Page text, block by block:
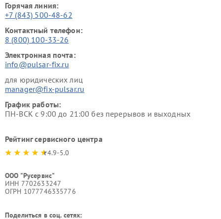
Горячая линия:
+7 (843) 500-48-62
Контактный телефон:
8 (800) 100-33-26
Электронная почта:
info@pulsar-fix.ru
для юридических лиц
manager@fix-pulsar.ru
График работы:
ПН-ВСК с 9:00 до 21:00 без перерывов и выходных
Рейтинг сервисного центра
4.9-5.0
ООО "Русервис"
ИНН 7702633247
ОГРН 1077746335776
Поделиться в соц. сетях: